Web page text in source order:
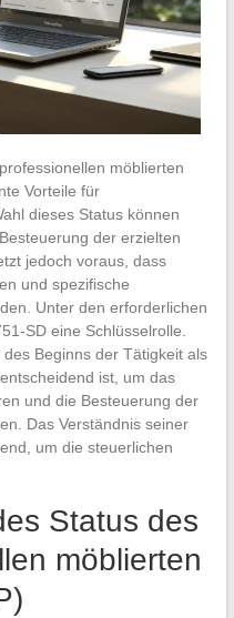
möblierten
Vorteile für
dieses Status können
der erzielten
jedoch voraus, dass
und spezifische
Unter den erforderlichen
SD eine Schlüsselrolle.
Beginns der Tätigkeit als
ist, um das
und die Besteuerung der
Das Verständnis seiner
um die steuerlichen
Status des
möblierten